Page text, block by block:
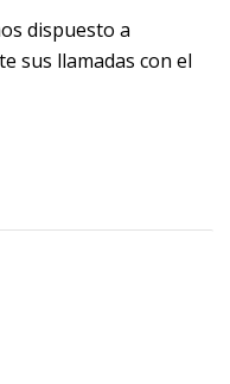
dispuesto a
sus llamadas con el